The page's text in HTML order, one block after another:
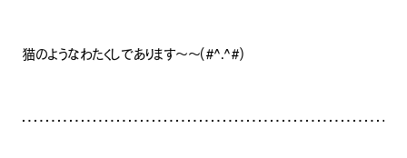
ナチュラル
ヴィンテージ
猫のようなわたくしであります～～(#^.^#)